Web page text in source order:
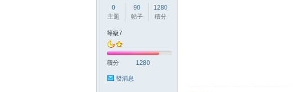
0
主題
90
帖子
1280
積分
等級7
積分 1280
發消息